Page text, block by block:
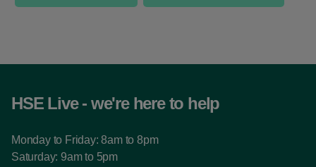
HSE Live - we're here to help
Monday to Friday: 8am to 8pm
Saturday: 9am to 5pm